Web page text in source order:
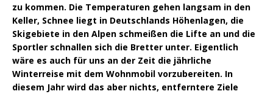
zu kommen. Die Temperaturen gehen langsam in den
Keller, Schnee liegt in Deutschlands Höhenlagen, die
Skigebiete in den Alpen schmeißen die Lifte an und die
Sportler schnallen sich die Bretter unter. Eigentlich
wäre es auch für uns an der Zeit die jährliche
Winterreise mit dem Wohnmobil vorzubereiten. In
diesem Jahr wird das aber nichts, entferntere Ziele